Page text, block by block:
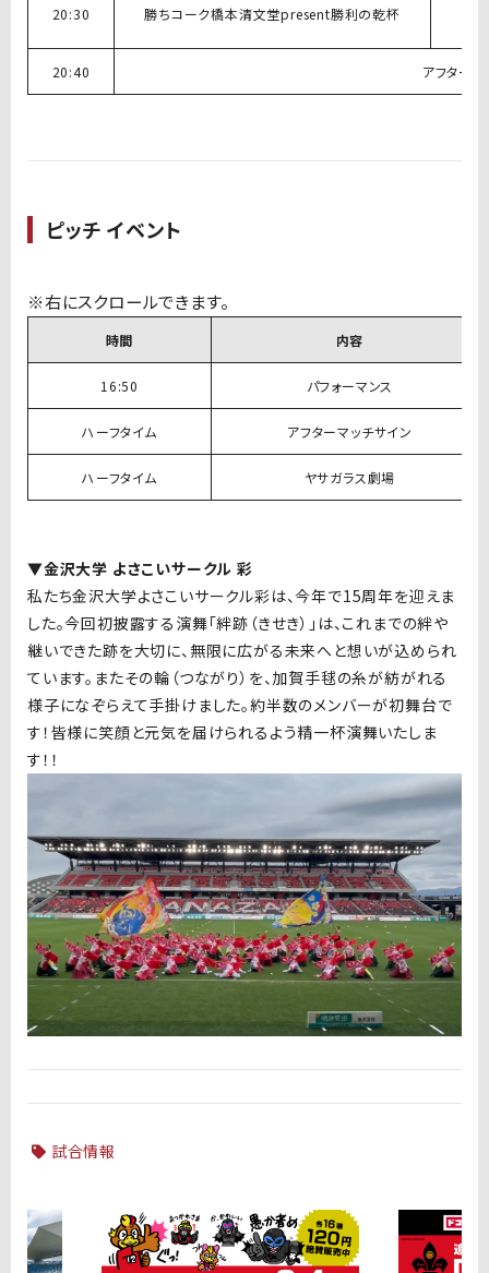
20:30 勝ちコーク橋本清文堂present勝利の乾杯
20:40 アフター
ピッチ イベント
時間 内容
16:50 パフォーマンス
ハーフタイム アフターマッチサイン
ハーフタイム ヤサガラス劇場
▼金沢大学 よさこいサークル 彩
私たち金沢大学よさこいサークル彩は、今年で15周年を迎えま
した。今回初披露する演舞「絆跡（きせき）」は、これまでの絆や
継いできた跡を大切に、無限に広がる未来へと想いが込められ
ています。またその輪（つながり）を、加賀手毬の糸が紡がれる
様子になぞらえて手掛けました。約半数のメンバーが初舞台で
す！皆様に笑顔と元気を届けられるよう精一杯演舞いたしま
す！！
試合情報